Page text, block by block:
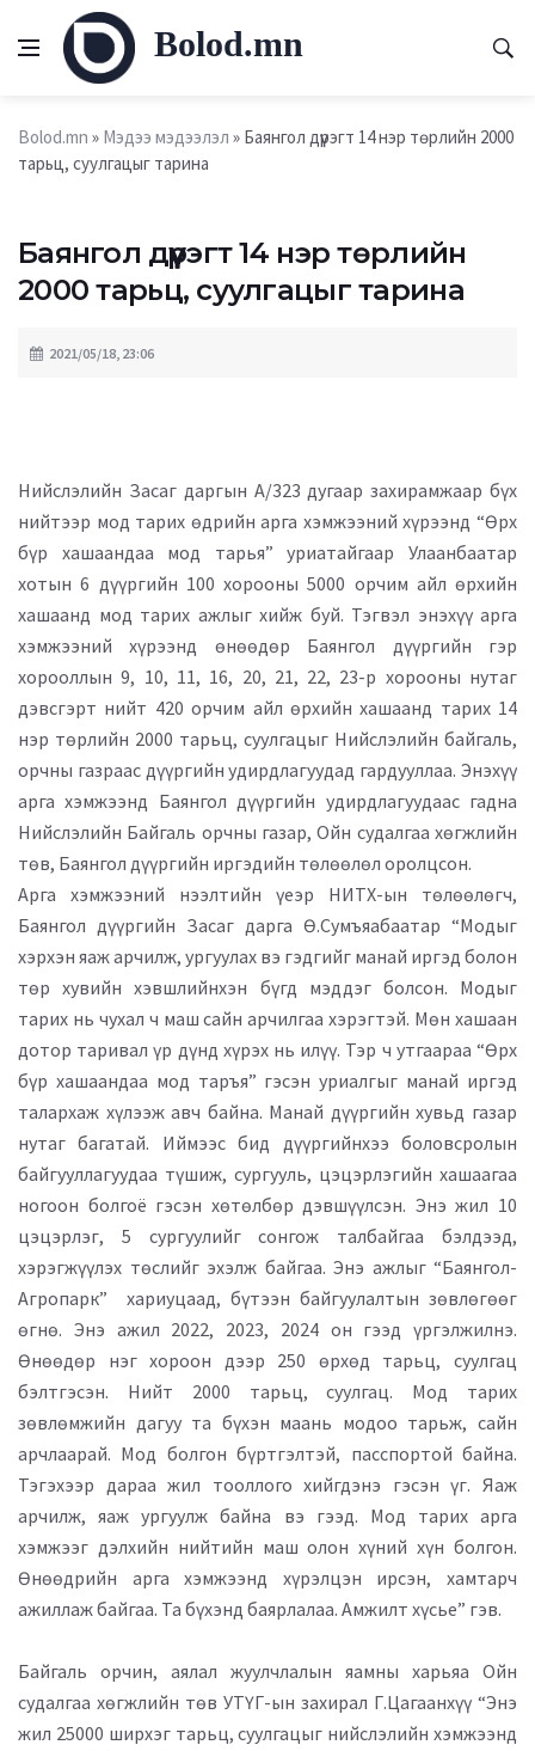
Bolod.mn
Bolod.mn » Мэдээ мэдээлэл » Баянгол дүүрэгт 14 нэр төрлийн 2000
тарьц, суулгацыг тарина
Баянгол дүүрэгт 14 нэр төрлийн
2000 тарьц, суулгацыг тарина
2021/05/18, 23:06
Нийслэлийн Засаг даргын А/323 дугаар захирамжаар бүх
нийтээр мод тарих өдрийн арга хэмжээний хүрээнд “Өрх
бүр хашаандаа мод тарья” уриатайгаар Улаанбаатар
хотын 6 дүүргийн 100 хорооны 5000 орчим айл өрхийн
хашаанд мод тарих ажлыг хийж буй. Тэгвэл энэхүү арга
хэмжээний хүрээнд өнөөдөр Баянгол дүүргийн гэр
хорооллын 9, 10, 11, 16, 20, 21, 22, 23-р хорооны нутаг
дэвсгэрт нийт 420 орчим айл өрхийн хашаанд тарих 14
нэр төрлийн 2000 тарьц, суулгацыг Нийслэлийн байгаль,
орчны газраас дүүргийн удирдлагуудад гардууллаа. Энэхүү
арга хэмжээнд Баянгол дүүргийн удирдлагуудаас гадна
Нийслэлийн Байгаль орчны газар, Ойн судалгаа хөгжлийн
төв, Баянгол дүүргийн иргэдийн төлөөлөл оролцсон.
Арга хэмжээний нээлтийн үеэр НИТХ-ын төлөөлөгч,
Баянгол дүүргийн Засаг дарга Ө.Сумъяабаатар “Модыг
хэрхэн яаж арчилж, ургуулах вэ гэдгийг манай иргэд болон
төр хувийн хэвшлийнхэн бүгд мэддэг болсон. Модыг
тарих нь чухал ч маш сайн арчилгаа хэрэгтэй. Мөн хашаан
дотор таривал үр дүнд хүрэх нь илүү. Тэр ч утгаараа “Өрх
бүр хашаандаа мод таръя” гэсэн уриалгыг манай иргэд
талархаж хүлээж авч байна. Манай дүүргийн хувьд газар
нутаг багатай. Иймээс бид дүүргийнхээ боловсролын
байгууллагуудаа түшиж, сургууль, цэцэрлэгийн хашаагаа
ногоон болгоё гэсэн хөтөлбөр дэвшүүлсэн. Энэ жил 10
цэцэрлэг, 5 сургуулийг сонгож талбайгаа бэлдээд,
хэрэгжүүлэх төслийг эхэлж байгаа. Энэ ажлыг “Баянгол-
Агропарк” хариуцаад, бүтээн байгуулалтын зөвлөгөөг
өгнө. Энэ ажил 2022, 2023, 2024 он гээд үргэлжилнэ.
Өнөөдөр нэг хороон дээр 250 өрхөд тарьц, суулгац
бэлтгэсэн. Нийт 2000 тарьц, суулгац. Мод тарих
зөвлөмжийн дагуу та бүхэн маань модоо тарьж, сайн
арчлаарай. Мод болгон бүртгэлтэй, пасспортой байна.
Тэгэхээр дараа жил тооллого хийгдэнэ гэсэн үг. Яаж
арчилж, яаж ургуулж байна вэ гээд. Мод тарих арга
хэмжээг дэлхийн нийтийн маш олон хүний хүн болгон.
Өнөөдрийн арга хэмжээнд хүрэлцэн ирсэн, хамтарч
ажиллаж байгаа. Та бүхэнд баярлалаа. Амжилт хүсье” гэв.
Байгаль орчин, аялал жуулчлалын яамны харьяа Ойн
судалгаа хөгжлийн төв УТҮГ-ын захирал Г.Цагаанхүү “Энэ
жил 25000 ширхэг тарьц, суулгацыг нийслэлийн хэмжээнд